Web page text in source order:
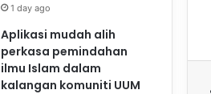
1 day ago
Aplikasi mudah alih
perkasa pemindahan
ilmu Islam dalam
kalangan komuniti UUM